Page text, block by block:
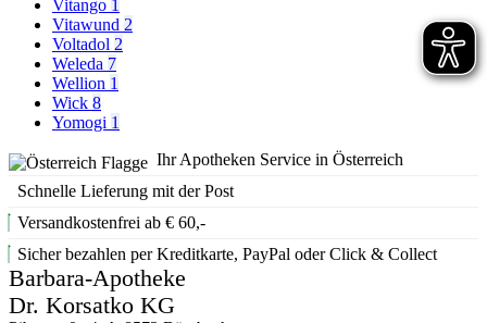
Vitango 1
Vitawund 2
Voltadol 2
Weleda 7
Wellion 1
Wick 8
Yomogi 1
Ihr Apotheken Service in Österreich
Schnelle Lieferung mit der Post
Versandkostenfrei ab € 60,-
Sicher bezahlen per Kreditkarte, PayPal oder Click & Collect
Barbara-Apotheke
Dr. Korsatko KG